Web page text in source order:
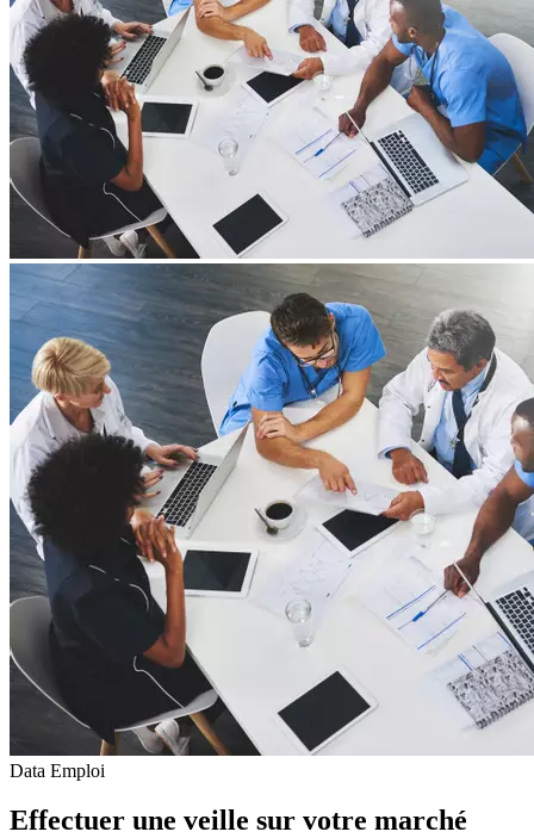
Data Emploi
Effectuer une veille sur votre marché